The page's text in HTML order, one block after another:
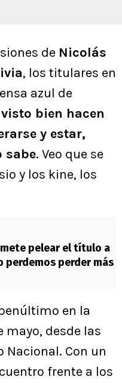
de Nicolás
, los titulares en
azul de
bien hacen
y estar,
sabe. Veo que se
y los kine, los
pelear el título a
perdemos perder más
en la
mayo, desde las
Nacional. Con un
frente a los